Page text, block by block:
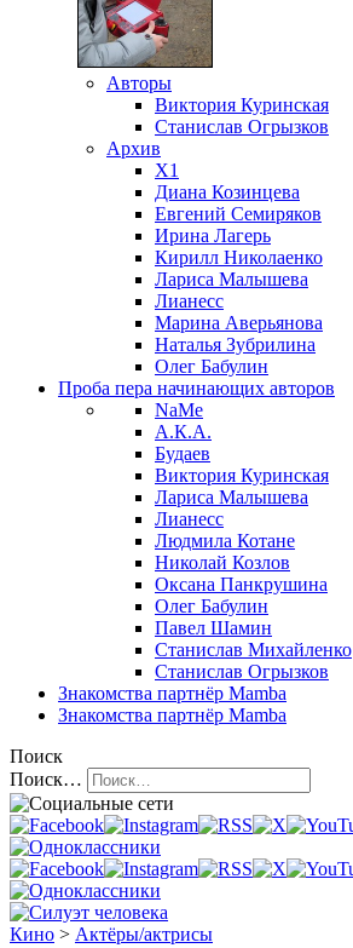
Авторы
Виктория Куринская
Станислав Огрызков
Архив
X1
Диана Козинцева
Евгений Семиряков
Ирина Лагерь
Кирилл Николаенко
Лариса Малышева
Лианесс
Марина Аверьянова
Наталья Зубрилина
Олег Бабулин
Проба пера начинающих авторов
NaMe
А.К.А.
Будаев
Виктория Куринская
Лариса Малышева
Лианесс
Людмила Котане
Николай Козлов
Оксана Панкрушина
Олег Бабулин
Павел Шамин
Станислав Михайленко
Станислав Огрызков
Знакомства партнёр Mamba
Знакомства партнёр Mamba
Поиск
Поиск…
Кино > Актёры/актрисы